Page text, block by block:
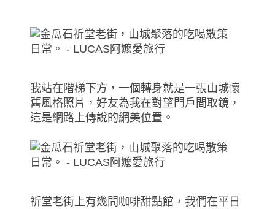
我站在階梯下方，一個轉身就是一張山城懷
舊風格照片，好友為我在對望門戶間取鏡，
這是網路上傳說的網美位置。
祈堂老街上有幾間咖啡甜點館，我們在平日